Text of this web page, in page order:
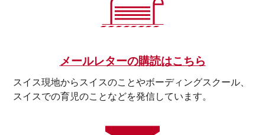
メールレターの購読はこちら
スイス現地からスイスのことやボーディングスクール、
スイスでの育児のことなどを発信しています。